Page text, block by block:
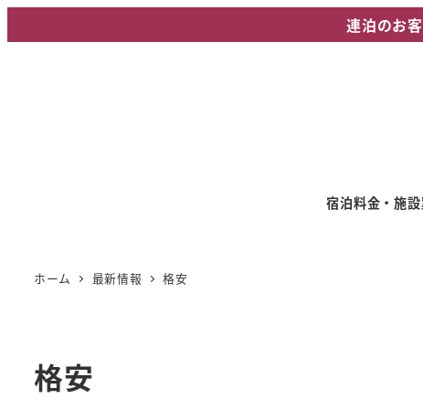
イ
連泊のお
宿泊料金・施
ホーム 最新情報 格安
格安